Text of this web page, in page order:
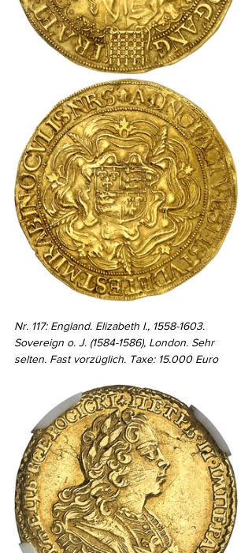
Nr. 117: England. Elizabeth I., 1558-1603.
Sovereign o. J. (1584-1586), London. Sehr
selten. Fast vorzüglich. Taxe: 15.000 Euro